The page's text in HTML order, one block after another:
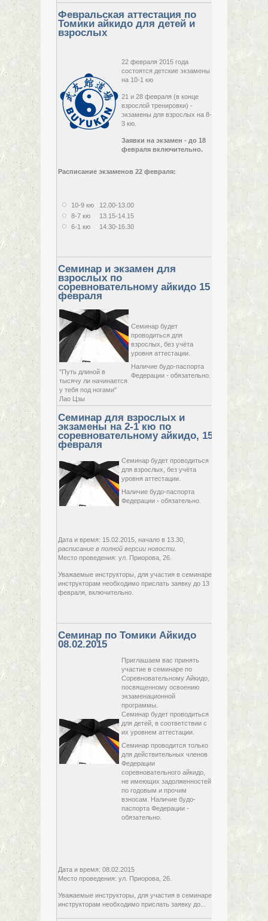
Февральская аттестация по
Томики айкидо для детей и
взрослых
22 февраля 2015 года
состоятся детские экзамены
на 10-1 кю
21 и 28 февраля (в конце
взрослой тренировки) -
экзамены для взрослых на 8-
3 кю.
Заявки на экзамен - до 18
февраля включительно.
Расписание экзаменов 22 февраля:
10-9 кю 12.00-13.00
8-7 кю 13.15-14.15
6-1 кю 14.30-16.30
Семинар и экзамен для
взрослых по
соревновательному айкидо 15
февраля
"Путь длиной в
тысячу ли начинается
у тебя под ногами"
Лао Цзы
Семинар будет
проводиться для
взрослых, без учёта
уровня аттестации.
Наличие будо-паспорта
Федерации - обязательно.
Семинар для взрослых и
экзамены на 2-1 кю по
соревновательному айкидо, 15
февраля
Семинар будет проводиться
для взрослых, без учёта
уровня аттестации.
Наличие будо-паспорта
Федерации - обязательно.
Дата и время: 15.02.2015, начало в 13.30,
расписание в полной версии новости.
Место проведения: ул. Приорова, 26.
Уважаемые инструкторы, для участия в семинаре,
инструкторам необходимо прислать заявку до 13
февраля, включительно.
Семинар по Томики Айкидо
08.02.2015
Приглашаем вас принять
участие в семинаре по
Соревновательному Айкидо,
посвященному освоению
экзаменационной
программы.
Семинар будет проводиться
для детей, в соответствии с
их уровнем аттестации.
Семинар проводится только
для действительных членов
Федерации
соревновательного айкидо,
не имеющих задолженностей
по годовым и прочим
взносам. Наличие будо-
паспорта Федерации -
обязательно.
Дата и время: 08.02.2015
Место проведения: ул. Приорова, 26.
Уважаемые инструкторы, для участия в семинаре
инструкторам необходимо прислать заявку до...
воскресенье